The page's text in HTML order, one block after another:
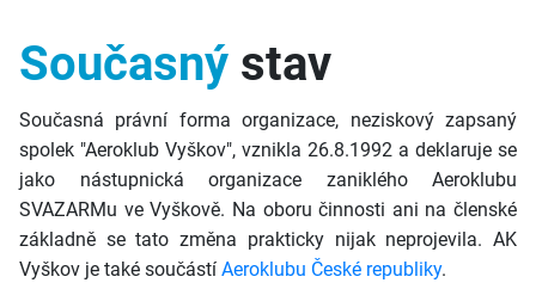
Současný stav
Současná právní forma organizace, neziskový zapsaný
spolek "Aeroklub Vyškov", vznikla 26.8.1992 a deklaruje se
jako nástupnická organizace zaniklého Aeroklubu
SVAZARMu ve Vyškově. Na oboru činnosti ani na členské
základně se tato změna prakticky nijak neprojevila. AK
Vyškov je také součástí Aeroklubu České republiky.